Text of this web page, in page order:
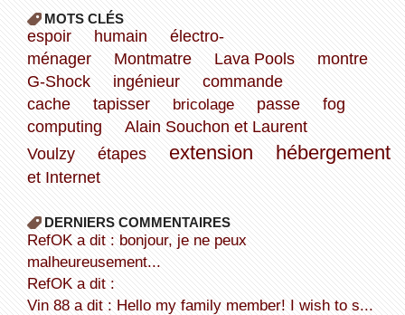
MOTS CLÉS
espoir humain
électro-
ménager
Montmatre Lava Pools
montre
G-Shock
ingénieur
commande
cache
tapisser bricolage passe
fog
computing
Alain Souchon et Laurent
Voulzy
étapes extension hébergement
et Internet
DERNIERS COMMENTAIRES
refOK a dit : bonjour, je ne peux
malheureusement...
refOK a dit :
Vin 88 a dit : Hello my family member! I wish to s...